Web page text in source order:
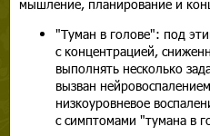
мышление, планирование и
"Туман в голове": под
с концентрацией,
выполнять несколько
вызван
низкоуровневое
с симптомами "тумана в